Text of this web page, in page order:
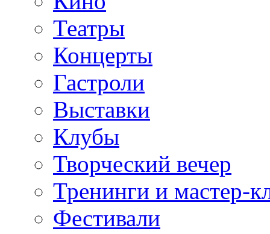
Театры
Концерты
Гастроли
Выставки
Клубы
Творческий вечер
Тренинги и мастер-
Фестивали